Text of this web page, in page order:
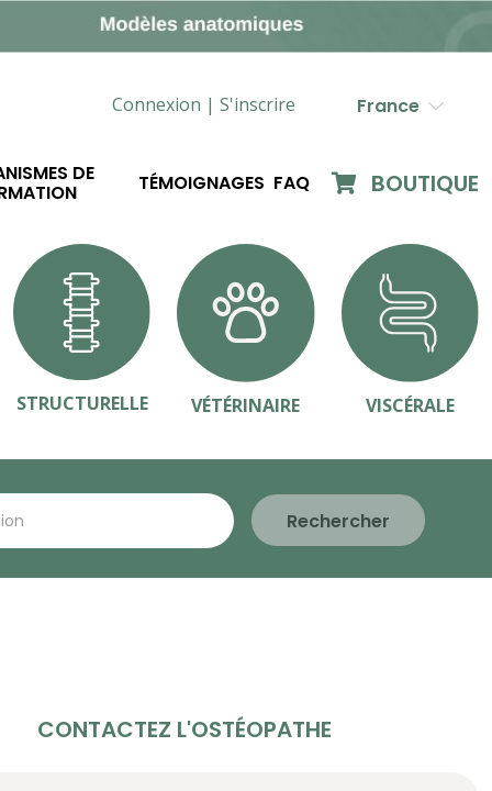
Connexion | S'inscrire France
DE TÉMOIGNAGES FAQ BOUTIQUE
STRUCTURELLE VÉTÉRINAIRE VISCÉRALE
Rechercher
CONTACTEZ L'OSTÉOPATHE